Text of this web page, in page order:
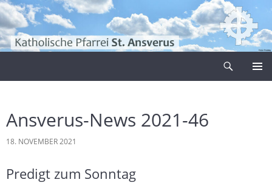
Zum
Inhalt
springen
Ansverus-News 2021-46
18. NOVEMBER 2021
Predigt zum Sonntag